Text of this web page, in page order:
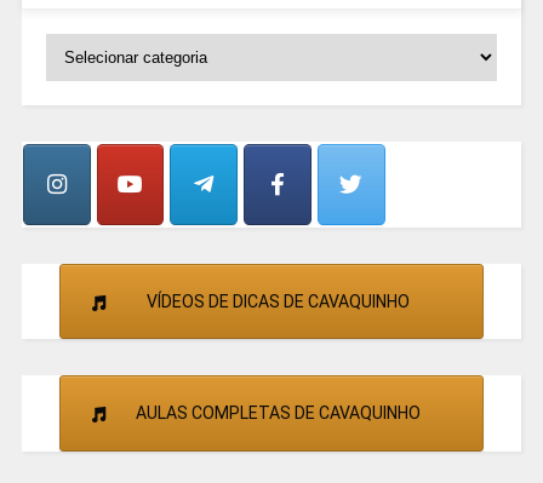
SELECIONE
CANTORES
VÍDEOS DE DICAS DE CAVAQUINHO
AULAS COMPLETAS DE CAVAQUINHO